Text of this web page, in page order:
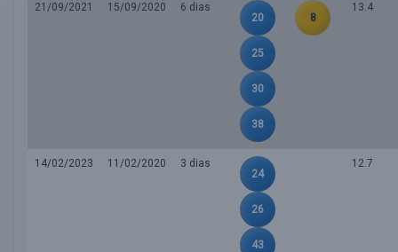
21/09/2021 15/09/2020
6 dias
20
25
30
38
8
13.4
14/02/2023 11/02/2020
3 dias
24
26
43
12.7